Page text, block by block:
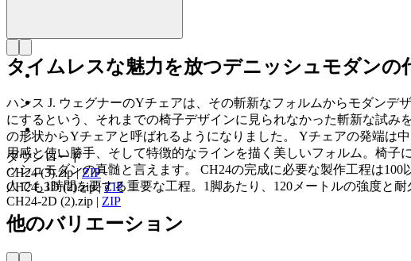
ダウンロード
CH24 (3).zip|ZIP
CH24_3D (2).zip|ZIP
CH24-2D (2).zip | ZIP
タイムレスな魅力を放つデニッシュモダンの
ハンス J. ウェグナーのYチェアは、その斬新なフォルムからモダン
にするという、それまでの椅子デザインに見られなかった斬新な試
の形状からYチェアと呼ばれるようになりました。 Yチェアの発端は
用感と使い勝手、そして特徴的なラインを描く美しいフォルム。椅
ッシュモダンの真髄と言えます。 CH24の完成に必要な製作工程は
人でも1時間を要する重要な工程。1脚あたり、120メートルの強度と
他のバリエーション